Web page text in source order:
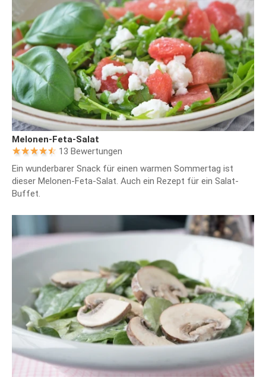
Melonen-Feta-Salat
13 Bewertungen
Ein wunderbarer Snack für einen warmen Sommertag ist
dieser Melonen-Feta-Salat. Auch ein Rezept für ein Salat-
Buffet.